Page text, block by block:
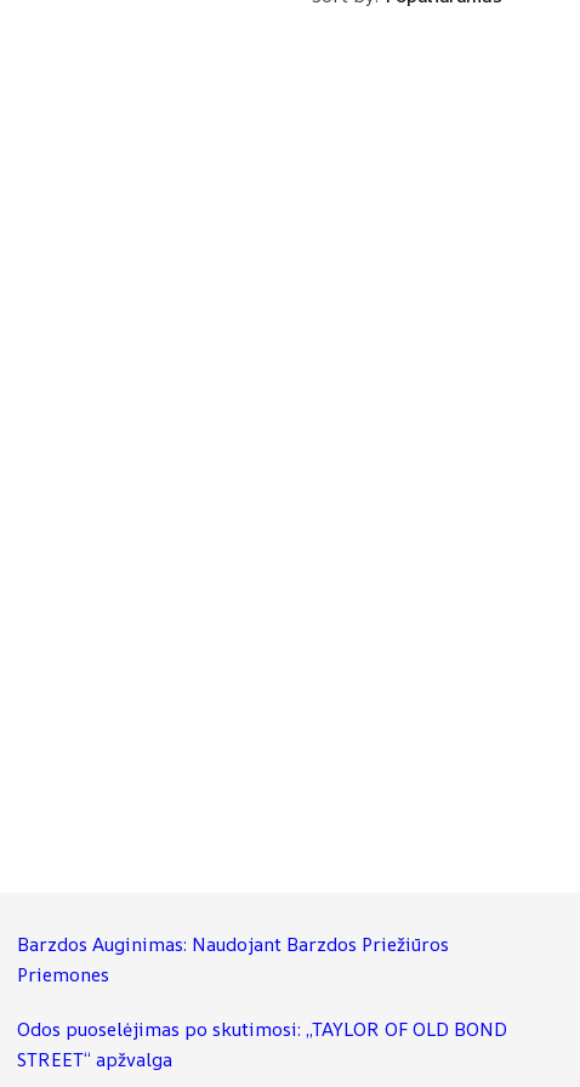
Barzdos Auginimas: Naudojant Barzdos Priežiūros
Priemones
Odos puoselėjimas po skutimosi: „TAYLOR OF OLD BOND
STREET“ apžvalga